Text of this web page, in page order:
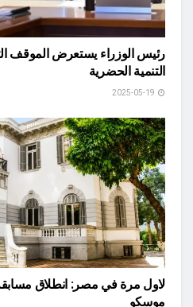
رئيس الوزراء يستعرض الموقف
التنمية الحضرية
لاول مرة في مصر: انطلاق مسابقة
موسكو